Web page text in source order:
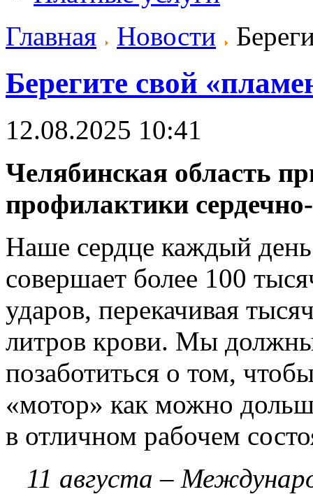
Главная
Новости
Берегите свой
12.08.2025 10:41
Челябинская область
профилактики
Наше сердце каждый день
совершает более 100
ударов, перекачивая
литров крови. Мы
позаботиться о том,
«мотор» как можно
в отличном рабочем
11 августа –